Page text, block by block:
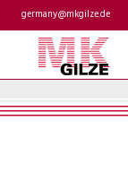
germany@mkgilze.de